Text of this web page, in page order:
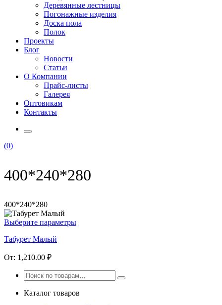
Деревянные лестницы
Погонажные изделия
Доска пола
Полок
Проекты
Блог
Новости
Статьи
О Компании
Прайс-листы
Галерея
Оптовикам
Контакты
(0)
400*240*280
400*240*280
Выберите параметры
Табурет Малый
От: 1,210.00 ₽
Каталог товаров